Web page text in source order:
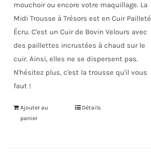
mouchoir ou encore votre maquillage. La
Midi Trousse à Trésors est en Cuir Pailleté
Écru. C'est un Cuir de Bovin Velours avec
des paillettes incrustées à chaud sur le
cuir. Ainsi, elles ne se dispersent pas.
N'hésitez plus, c'est la trousse qu'il vous
faut !
Ajouter au
panier
Détails